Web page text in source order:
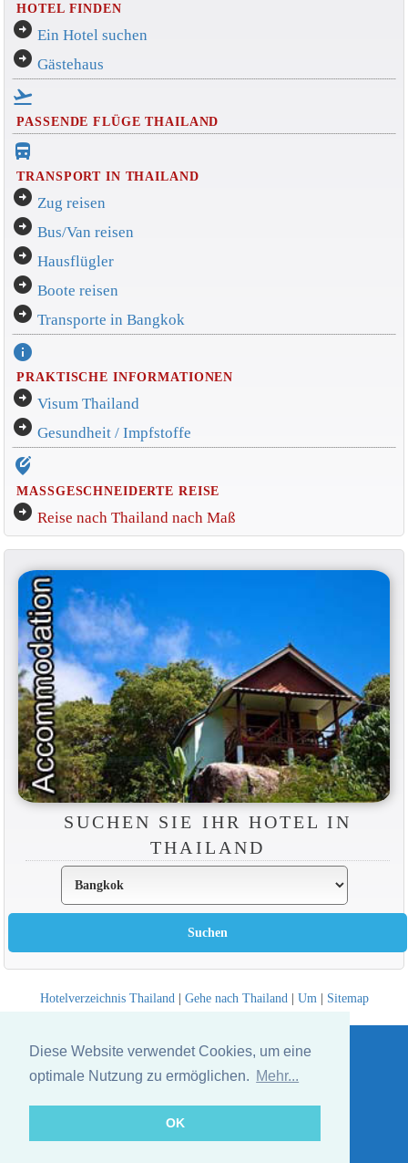
Diese Website verwendet Cookies, um eine
optimale Nutzung zu ermöglichen. Mehr...
OK
HOTEL FINDEN
arrow_circle_right Ein Hotel suchen
arrow_circle_right Gästehaus
flight_takeoff
PASSENDE FLÜGE THAILAND
directions_bus_filled
TRANSPORT IN THAILAND
arrow_circle_right Zug reisen
arrow_circle_right Bus/Van reisen
arrow_circle_right Hausflügler
arrow_circle_right Boote reisen
arrow_circle_right Transporte in Bangkok
info
PRAKTISCHE INFORMATIONEN
arrow_circle_right Visum Thailand
arrow_circle_right Gesundheit / Impfstoffe
edit_location_alt
MASSGESCHNEIDERTE REISE
arrow_circle_right Reise nach Thailand nach Maß
SUCHEN SIE IHR HOTEL IN
THAILAND
Hotelverzeichnis Thailand| Gehe nach Thailand| Um| Sitemap